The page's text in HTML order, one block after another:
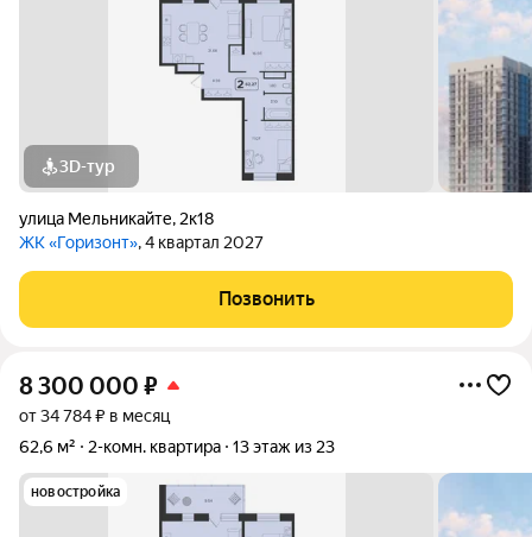
3D-тур
улица Мельникайте, 2к18
ЖК «Горизонт», 4 квартал 2027
Позвонить
8 300 000 ₽
от 34 784 ₽ в месяц
62,6 м²
2-комн. квартира 13 этаж из 23
новостройка